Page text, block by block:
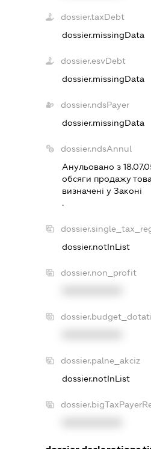
dossier.taxDebt
dossier.missingData
dossier.esvDebt
dossier.missingData
dossier.ndsPayer
dossier.missingData
dossier.ndsAnnul
Анульовано з
обсяги продажу
визначенi у Законi
.
dossier.notInList
dossier.non_profit
dossier.palne_akciz
dossier.notInList